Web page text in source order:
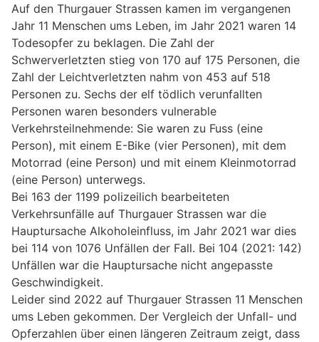
Auf den Thurgauer Strassen kamen im vergangenen
Jahr 11 Menschen ums Leben, im Jahr 2021 waren 14
Todesopfer zu beklagen. Die Zahl der
Schwerverletzten stieg von 170 auf 175 Personen, die
Zahl der Leichtverletzten nahm von 453 auf 518
Personen zu. Sechs der elf tödlich verunfallten
Personen waren besonders vulnerable
Verkehrsteilnehmende: Sie waren zu Fuss (eine
Person), mit einem E-Bike (vier Personen), mit dem
Motorrad (eine Person) und mit einem Kleinmotorrad
(eine Person) unterwegs.
Bei 163 der 1199 polizeilich bearbeiteten
Verkehrsunfälle auf Thurgauer Strassen war die
Hauptursache Alkoholeinfluss, im Jahr 2021 war dies
bei 114 von 1076 Unfällen der Fall. Bei 104 (2021: 142)
Unfällen war die Hauptursache nicht angepasste
Geschwindigkeit.
Leider sind 2022 auf Thurgauer Strassen 11 Menschen
ums Leben gekommen. Der Vergleich der Unfall- und
Opferzahlen über einen längeren Zeitraum zeigt, dass